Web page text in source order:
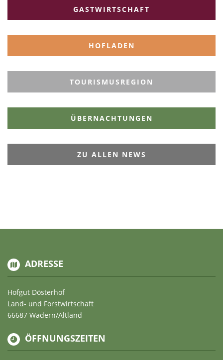
GASTWIRTSCHAFT
HOFLADEN
TOURISMUSREGION
ÜBERNACHTUNGEN
ZU ALLEN NEWS
ADRESSE
Hofgut Dösterhof
Land- und Forstwirtschaft
66687 Wadern/Altland
ÖFFNUNGSZEITEN